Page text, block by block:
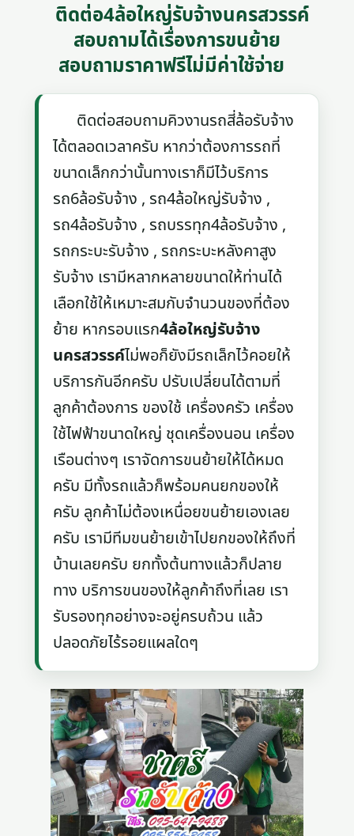
ติดต่อ4ล้อใหญ่รับจ้างนครสวรรค์
สอบถามได้เรื่องการขนย้าย
สอบถามราคาฟรีไม่มีค่าใช้จ่าย
ติดต่อสอบถามคิวงานรถสี่ล้อรับจ้าง
ได้ตลอดเวลาครับ หากว่าต้องการรถที่
ขนาดเล็กกว่านั้นทางเราก็มีไว้บริการ
รถ6ล้อรับจ้าง , รถ4ล้อใหญ่รับจ้าง ,
รถ4ล้อรับจ้าง , รถบรรทุก4ล้อรับจ้าง ,
รถกระบะรับจ้าง , รถกระบะหลังคาสูง
รับจ้าง เรามีหลากหลายขนาดให้ท่านได้
เลือกใช้ให้เหมาะสมกับจำนวนของที่ต้อง
ย้าย หากรอบแรก4ล้อใหญ่รับจ้าง
นครสวรรค์ไม่พอก็ยังมีรถเล็กไว้คอยให้
บริการกันอีกครับ ปรับเปลี่ยนได้ตามที่
ลูกค้าต้องการ ของใช้ เครื่องครัว เครื่อง
ใช้ไฟฟ้าขนาดใหญ่ ชุดเครื่องนอน เครื่อง
เรือนต่างๆ เราจัดการขนย้ายให้ได้หมด
ครับ มีทั้งรถแล้วก็พร้อมคนยกของให้
ครับ ลูกค้าไม่ต้องเหนื่อยขนย้ายเองเลย
ครับ เรามีทีมขนย้ายเข้าไปยกของให้ถึงที่
บ้านเลยครับ ยกทั้งต้นทางแล้วก็ปลาย
ทาง บริการขนของให้ลูกค้าถึงที่เลย เรา
รับรองทุกอย่างจะอยู่ครบถ้วน แล้ว
ปลอดภัยไร้รอยแผลใดๆ